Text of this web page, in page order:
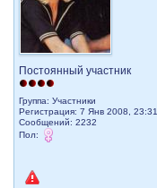
Постоянный участник
Группа: Участники
Регистрация: 7 Янв 2008, 23:31
Сообщений: 2232
Пол: